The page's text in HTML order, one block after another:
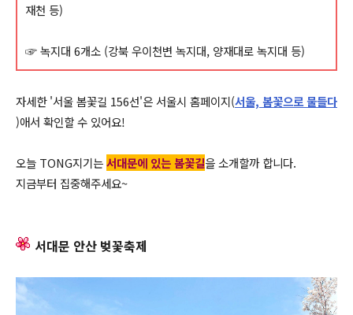
재천 등)
☞ 녹지대 6개소 (강북 우이천변 녹지대, 양재대로 녹지대 등)
자세한 '서울 봄꽃길 156선'은 서울시 홈페이지(서울, 봄꽃으로 물들다
)애서 확인할 수 있어요!
오늘 TONG지기는서대문에 있는 봄꽃길을 소개할까 합니다.
지금부터 집중해주세요~
서대문 안산 벚꽃축제